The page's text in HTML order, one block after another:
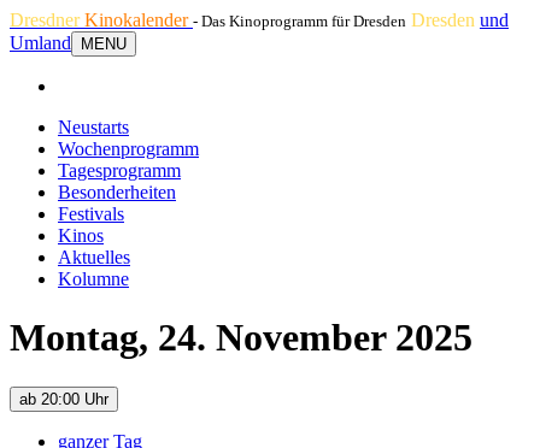
DresdnerKinokalender - Das Kinoprogramm für Dresden Dresden und
Umland
MENU
Neustarts
Wochenprogramm
Tagesprogramm
Besonderheiten
Festivals
Kinos
Aktuelles
Kolumne
Montag, 24. November 2025
ab 20:00 Uhr
ganzer Tag